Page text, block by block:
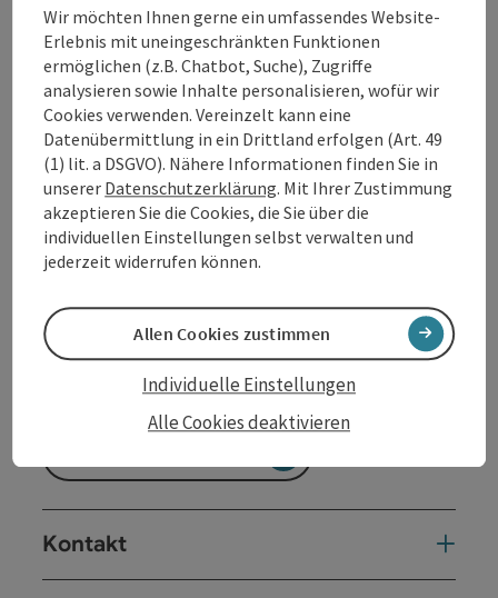
Mögliche Anreisetermine
Mai bis Mitte Oktober
gegen Voranmeldung
Buchen / Anfrage
ab Preis
€ 7,00 pro Person
buchbar ab 15 Personen
bis
16.10.2026
Kontakt
Wir möchten Ihnen gerne ein umfassendes Website-
Erlebnis mit uneingeschränkten Funktionen
ermöglichen (z.B. Chatbot, Suche), Zugriffe
analysieren sowie Inhalte personalisieren, wofür wir
Cookies verwenden. Vereinzelt kann eine
Datenübermittlung in ein Drittland erfolgen (Art. 49
(1) lit. a DSGVO). Nähere Informationen finden Sie in
unserer Datenschutzerklärung. Mit Ihrer Zustimmung
akzeptieren Sie die Cookies, die Sie über die
individuellen Einstellungen selbst verwalten und
jederzeit widerrufen können.
Alle Cookies deaktivieren
Individuelle Einstellungen
Allen Cookies zustimmen